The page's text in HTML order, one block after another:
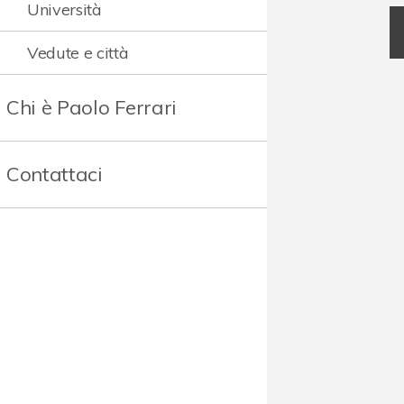
Università
Vedute e città
Chi è Paolo Ferrari
Contattaci